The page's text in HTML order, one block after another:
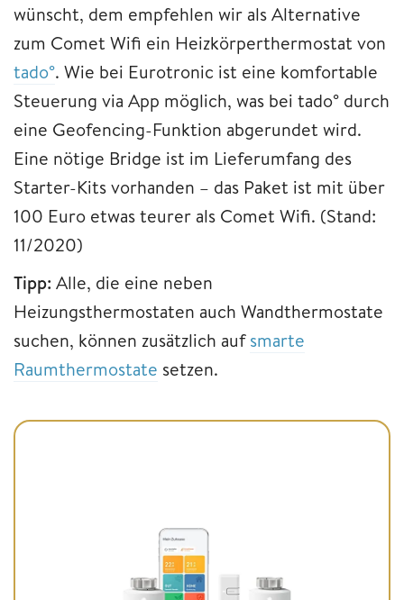
wünscht, dem empfehlen wir als Alternative
zum Comet Wifi ein Heizkörperthermostat von
tado°. Wie bei Eurotronic ist eine komfortable
Steuerung via App möglich, was bei tado° durch
eine Geofencing-Funktion abgerundet wird.
Eine nötige Bridge ist im Lieferumfang des
Starter-Kits vorhanden – das Paket ist mit über
100 Euro etwas teurer als Comet Wifi. (Stand:
11/2020)
Tipp: Alle, die eine neben
Heizungsthermostaten auch Wandthermostate
suchen, können zusätzlich aufsmarte
Raumthermostate setzen.